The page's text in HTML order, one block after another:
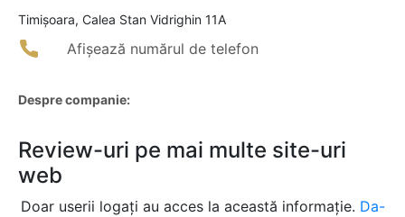
Timişoara, Calea Stan Vidrighin 11A
Afișează numărul de telefon
Despre companie:
Review-uri pe mai multe site-uri
web
Doar userii logați au acces la această informație. Da-